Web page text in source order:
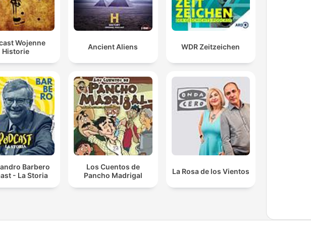
Wojenne
Historie
Ancient Aliens WDR Zeitzeichen
Barbero
- La Storia
Los Cuentos de
Pancho Madrigal
La Rosa de los Vientos